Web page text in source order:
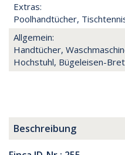
Extras:
Poolhandtücher,
Allgemein:
Handtücher,
Hochstuhl, Bügeleisen-
Beschreibung